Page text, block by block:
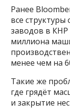
Ранее
все
заводов в КНР
миллиона
менее чем на
Такие же
где грядёт
и закрытие